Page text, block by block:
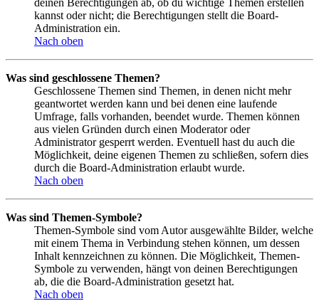
kannst oder nicht; die Berechtigungen stellt die Board-
Administration ein.
Nach oben
Was sind geschlossene Themen?
Geschlossene Themen sind Themen, in denen nicht mehr
geantwortet werden kann und bei denen eine laufende
Umfrage, falls vorhanden, beendet wurde. Themen können
aus vielen Gründen durch einen Moderator oder
Administrator gesperrt werden. Eventuell hast du auch die
Möglichkeit, deine eigenen Themen zu schließen, sofern dies
durch die Board-Administration erlaubt wurde.
Nach oben
Was sind Themen-Symbole?
Themen-Symbole sind vom Autor ausgewählte Bilder, welche
mit einem Thema in Verbindung stehen können, um dessen
Inhalt kennzeichnen zu können. Die Möglichkeit, Themen-
Symbole zu verwenden, hängt von deinen Berechtigungen
ab, die die Board-Administration gesetzt hat.
Nach oben